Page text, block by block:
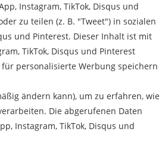
Instagram, TikTok, Disqus und
zu teilen (z. B. "Tweet") in sozialen
und Pinterest. Dieser Inhalt ist mit
TikTok, Disqus und Pinterest
personalisierte Werbung speichern
ändern kann), um zu erfahren, wie
Die abgerufenen Daten
Instagram, TikTok, Disqus und